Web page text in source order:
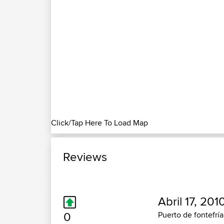
Click/Tap Here To Load Map
Reviews
0
Abril 17,
Puerto de fontefría